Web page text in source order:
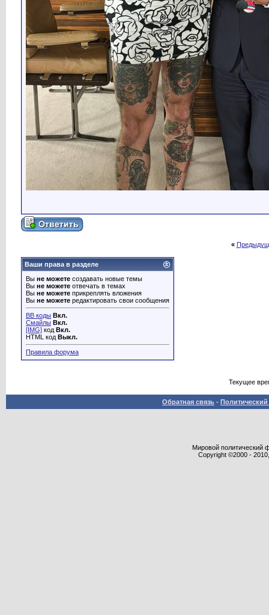
«
Ваши права в разделе
Вы не можете создавать новые темы
Вы не можете отвечать в темах
Вы не можете прикреплять вложения
Вы не можете редактировать свои сообщения
BB коды Вкл.
Смайлы Вкл.
[IMG] код Вкл.
HTML код Выкл.
Правила форума
Текущее
Обратная связь -
Мировой политический
Copyright ©2000 -